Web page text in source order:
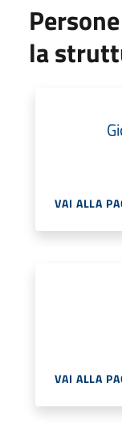
la
VAI ALLA
VAI ALLA